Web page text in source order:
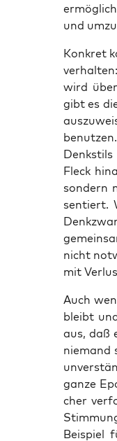
und
Kon­kret
wird
gibt es
Fleck
son­dern
sen­tiert.
nicht
mit
Auch
bleibt
aus, daß
nie­mand
gan­ze
cher
Bei­spiel